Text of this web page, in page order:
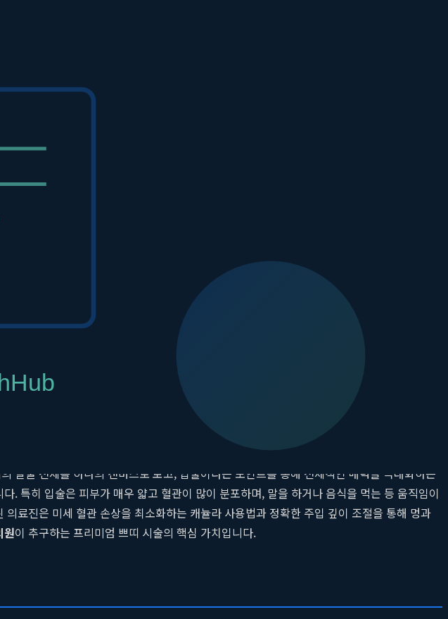
인상을 좌우하는 매우 섬세하고 복합적인 구조를 가지고 있습니다. 따라서 디자인에 대한
름다움은 조화에서 비롯되며, 이것이 바로
을 때 부자연스러운 움직임을 보이는 등의 문제가 발생할 수 있습니다. 이는 필러의 양이나
고려해야 합니다. 예를 들어, 인중의 길이와 입술의 두께는 서로 밀접한 관계가 있습니다.
라가 있는 입꼬리는 긍정적이고 밝은 인상을 줍니다. 이처럼
최적의 디자인을 제안합니다.
얼굴 전체를 하나의 캔버스로 보고, 입술이라는 포인트를 통해 전체적인 매력을 극대화하는
. 특히 입술은 피부가 매우 얇고 혈관이 많이 분포하며, 말을 하거나 음식을 먹는 등 움직임이
료진은 미세 혈관 손상을 최소화하는 캐뉼라 사용법과 정확한 주입 깊이 조절을 통해 멍과
원이 추구하는 프리미엄 쁘띠 시술의 핵심 가치입니다.